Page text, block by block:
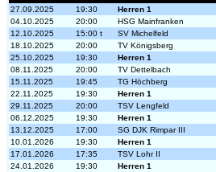
27.09.2025
19:30 Herren 1
04.10.2025
20:00 HSG Mainfranken
12.10.2025
15:00 t SV Michelfeld
18.10.2025
20:00 TV Königsberg
25.10.2025
19:30 Herren 1
08.11.2025
20:00 TV Dettelbach
15.11.2025
19:45 TG Höchberg
22.11.2025
19:30 Herren 1
29.11.2025
20:00 TSV Lengfeld
06.12.2025
19:30 Herren 1
13.12.2025
17:00 SG DJK Rimpar III
10.01.2026
19:30 Herren 1
17.01.2026
17:35 TSV Lohr II
24.01.2026
19:30 Herren 1